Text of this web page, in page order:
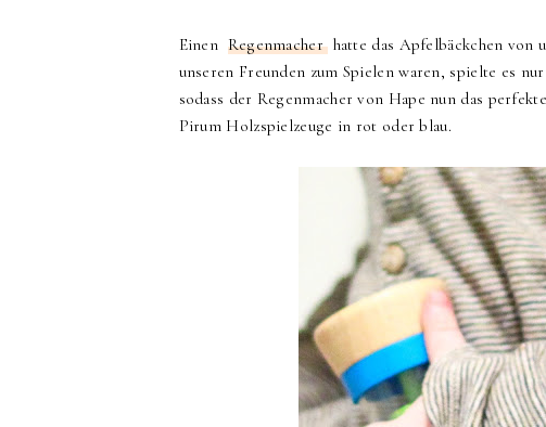
Einen Regenmacher hatte das Apfelbäckchen von
unseren Freunden zum Spielen waren, spielte es
sodass der Regenmacher von Hape nun das
Pirum Holzspielzeuge in rot oder blau.